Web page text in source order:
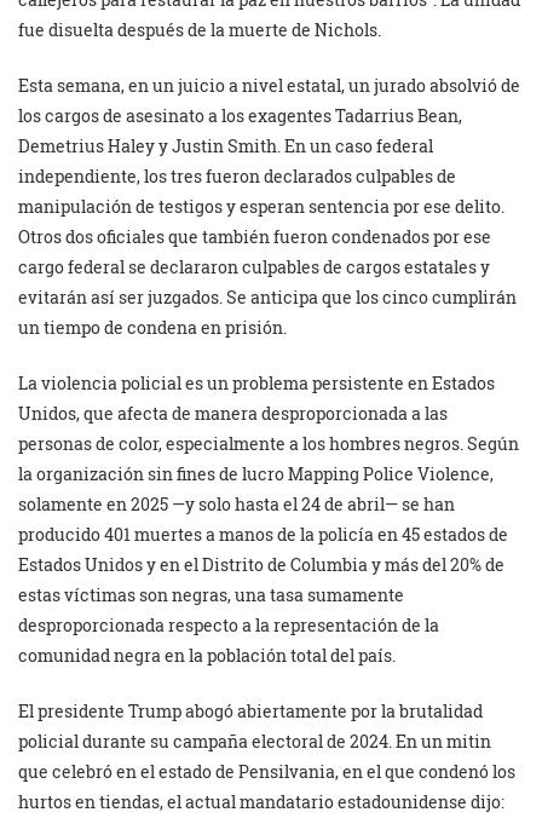
fue disuelta después de la muerte de Nichols.
Esta semana, en un juicio a nivel estatal, un jurado absolvió de
los cargos de asesinato a los exagentes Tadarrius Bean,
Demetrius Haley y Justin Smith. En un caso federal
independiente, los tres fueron declarados culpables de
manipulación de testigos y esperan sentencia por ese delito.
Otros dos oficiales que también fueron condenados por ese
cargo federal se declararon culpables de cargos estatales y
evitarán así ser juzgados. Se anticipa que los cinco cumplirán
un tiempo de condena en prisión.
La violencia policial es un problema persistente en Estados
Unidos, que afecta de manera desproporcionada a las
personas de color, especialmente a los hombres negros. Según
la organización sin fines de lucro Mapping Police Violence,
solamente en 2025 —y solo hasta el 24 de abril— se han
producido 401 muertes a manos de la policía en 45 estados de
Estados Unidos y en el Distrito de Columbia y más del 20% de
estas víctimas son negras, una tasa sumamente
desproporcionada respecto a la representación de la
comunidad negra en la población total del país.
El presidente Trump abogó abiertamente por la brutalidad
policial durante su campaña electoral de 2024. En un mitin
que celebró en el estado de Pensilvania, en el que condenó los
hurtos en tiendas, el actual mandatario estadounidense dijo: